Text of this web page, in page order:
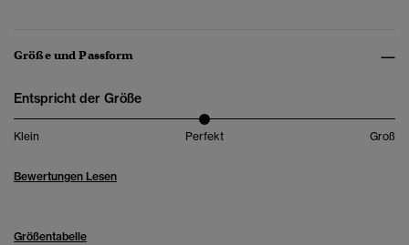
Größe und Passform
Entspricht der Größe
Klein Perfekt Groß
Bewertungen Lesen
Größentabelle